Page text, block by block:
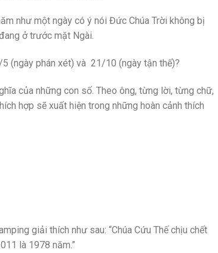
như một ngày có ý nói Đức Chúa Trời không bị
ở trước mặt Ngài.
(ngày phán xét) và 21/10 (ngày tận thế)?
của những con số. Theo ông, từng lời, từng chữ,
hợp sẽ xuất hiện trong những hoàn cảnh thích
giải thích như sau: “Chúa Cứu Thế chịu chết
là 1978 năm.”